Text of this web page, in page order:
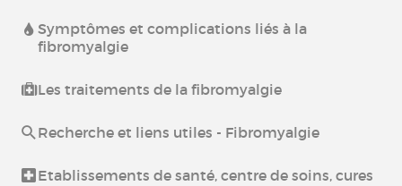
Symptômes et complications liés à la
fibromyalgie
Les traitements de la fibromyalgie
Recherche et liens utiles - Fibromyalgie
Etablissements de santé, centre de soins, cures